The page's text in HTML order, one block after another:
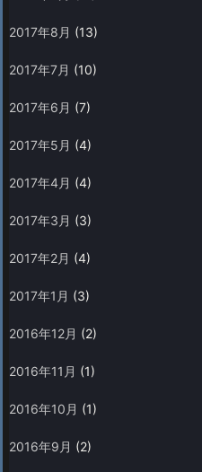
2017年8月 (13)
2017年7月 (10)
2017年6月 (7)
2017年5月 (4)
2017年4月 (4)
2017年3月 (3)
2017年2月 (4)
2017年1月 (3)
2016年12月 (2)
2016年11月 (1)
2016年10月 (1)
2016年9月 (2)